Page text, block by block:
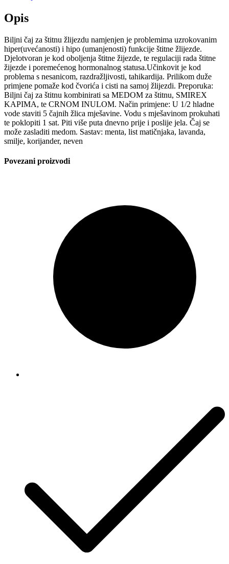
Opis
Biljni čaj za štitnu žlijezdu namjenjen je problemima uzrokovanim
hiper(uvećanosti) i hipo (umanjenosti) funkcije štitne žlijezde.
Djelotvoran je kod oboljenja štitne žijezde, te regulaciji rada štitne
žijezde i poremećenog hormonalnog statusa.Učinkovit je kod
problema s nesanicom, razdražljivosti, tahikardija. Prilikom duže
primjene pomaže kod čvorića i cisti na samoj žlijezdi. Preporuka:
Biljni čaj za štitnu kombinirati sa MEDOM za štitnu, SMIREX
KAPIMA, te CRNOM INULOM. Način primjene: U 1/2 hladne
vode staviti 5 čajnih žlica mješavine. Vodu s mješavinom prokuhati
te poklopiti 1 sat. Piti više puta dnevno prije i poslije jela. Čaj se
može zasladiti medom. Sastav: menta, list matičnjaka, lavanda,
smilje, korijander, neven
Povezani proizvodi